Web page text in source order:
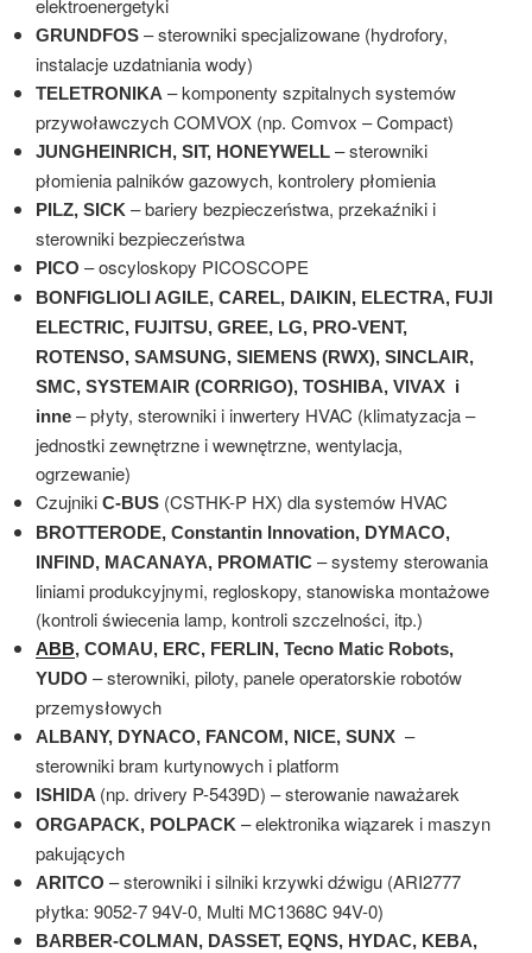
elektroenergetyki
GRUNDFOS – sterowniki specjalizowane (hydrofory,
instalacje uzdatniania wody)
TELETRONIKA – komponenty szpitalnych systemów
przywoławczych COMVOX (np. Comvox – Compact)
JUNGHEINRICH, SIT, HONEYWELL – sterowniki
płomienia palników gazowych, kontrolery płomienia
PILZ, SICK – bariery bezpieczeństwa, przekaźniki i
sterowniki bezpieczeństwa
PICO – oscyloskopy PICOSCOPE
BONFIGLIOLI AGILE, CAREL, DAIKIN, ELECTRA, FUJI
ELECTRIC, FUJITSU, GREE, LG, PRO-VENT,
ROTENSO, SAMSUNG, SIEMENS (RWX), SINCLAIR,
SMC, SYSTEMAIR (CORRIGO), TOSHIBA, VIVAX i
inne – płyty, sterowniki i inwertery HVAC (klimatyzacja –
jednostki zewnętrzne i wewnętrzne, wentylacja,
ogrzewanie)
Czujniki C-BUS (CSTHK-P HX) dla systemów HVAC
BROTTERODE, Constantin Innovation, DYMACO,
INFIND, MACANAYA, PROMATIC – systemy sterowania
liniami produkcyjnymi, regloskopy, stanowiska montażowe
(kontroli świecenia lamp, kontroli szczelności, itp.)
ABB, COMAU, ERC, FERLIN, Tecno Matic Robots,
YUDO – sterowniki, piloty, panele operatorskie robotów
przemysłowych
ALBANY, DYNACO, FANCOM, NICE, SUNX –
sterowniki bram kurtynowych i platform
ISHIDA (np. drivery P-5439D) – sterowanie naważarek
ORGAPACK, POLPACK – elektronika wiązarek i maszyn
pakujących
ARITCO – sterowniki i silniki krzywki dźwigu (ARI2777
płytka: 9052-7 94V-0, Multi MC1368C 94V-0)
BARBER-COLMAN, DASSET, EQNS, HYDAC, KEBA,